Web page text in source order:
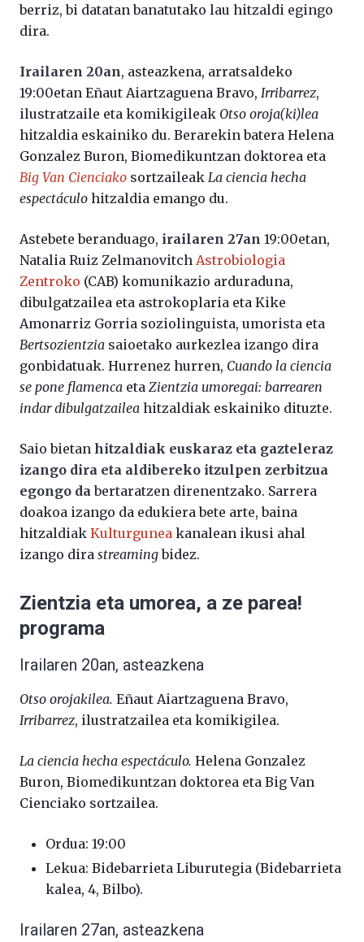
berriz, bi datatan banatutako lau hitzaldi egingo
dira.
Irailaren 20an, asteazkena, arratsaldeko
19:00etan Eñaut Aiartzaguena Bravo, Irribarrez,
ilustratzaile eta komikigileak Otso oroja(ki)lea
hitzaldia eskainiko du. Berarekin batera Helena
Gonzalez Buron, Biomedikuntzan doktorea eta
Big Van Cienciako sortzaileak La ciencia hecha
espectáculo hitzaldia emango du.
Astebete beranduago, irailaren 27an 19:00etan,
Natalia Ruiz Zelmanovitch Astrobiologia
Zentroko (CAB) komunikazio arduraduna,
dibulgatzailea eta astrokoplaria eta Kike
Amonarriz Gorria soziolinguista, umorista eta
Bertsozientzia saioetako aurkezlea izango dira
gonbidatuak. Hurrenez hurren, Cuando la ciencia
se pone flamenca eta Zientzia umoregai: barrearen
indar dibulgatzailea hitzaldiak eskainiko dituzte.
Saio bietan hitzaldiak euskaraz eta gazteleraz
izango dira eta aldibereko itzulpen zerbitzua
egongo dabertaratzen direnentzako. Sarrera
doakoa izango da edukiera bete arte, baina
hitzaldiak Kulturgunea kanalean ikusi ahal
izango dira streamingbidez.
Zientzia eta umorea, a ze parea!
programa
Irailaren 20an, asteazkena
Otso orojakilea. Eñaut Aiartzaguena Bravo,
Irribarrez, ilustratzailea eta komikigilea.
La ciencia hecha espectáculo. Helena Gonzalez
Buron, Biomedikuntzan doktorea eta Big Van
Cienciako sortzailea.
Ordua: 19:00
Lekua: Bidebarrieta Liburutegia (Bidebarrieta
kalea, 4, Bilbo).
Irailaren 27an, asteazkena